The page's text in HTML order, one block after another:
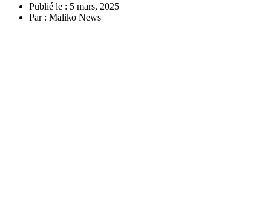
Publié le : 5 mars, 2025
Par : Maliko News